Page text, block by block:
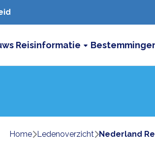
Reisinformatie
Home ledenoverzicht Nederland